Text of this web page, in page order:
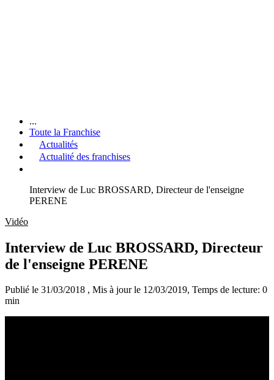
...
Toute la Franchise
Actualités
Actualité des franchises
Interview de Luc BROSSARD, Directeur de l'enseigne
PERENE
Vidéo
Interview de Luc BROSSARD, Directeur
de l'enseigne PERENE
Publié le 31/03/2018 , Mis à jour le 12/03/2019, Temps de lecture: 0
min